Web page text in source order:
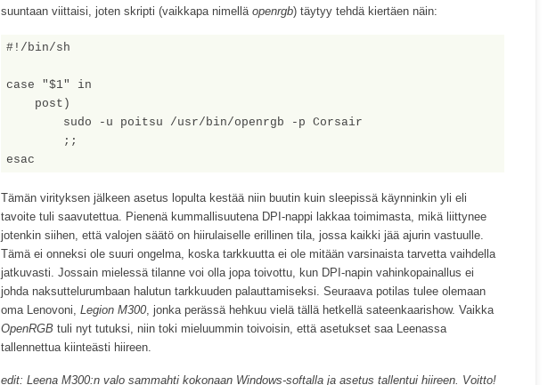
suuntaan viittaisi, joten skripti (vaikkapa nimellä openrgb) täytyy tehdä kiertäen näin:
#!/bin/sh
case "$1" in
esac
Tämän virityksen jälkeen asetus lopulta kestää niin buutin kuin sleepissä käynninkin yli eli
tavoite tuli saavutettua. Pienenä kummallisuutena DPI-nappi lakkaa toimimasta, mikä liittynee
jotenkin siihen, että valojen säätö on hiirulaiselle erillinen tila, jossa kaikki jää ajurin vastuulle.
Tämä ei onneksi ole suuri ongelma, koska tarkkuutta ei ole mitään varsinaista tarvetta vaihdella
jatkuvasti. Jossain mielessä tilanne voi olla jopa toivottu, kun DPI-napin vahinkopainallus ei
johda naksuttelurumbaan halutun tarkkuuden palauttamiseksi. Seuraava potilas tulee olemaan
oma Lenovoni, Legion M300 , jonka perässä hehkuu vielä tällä hetkellä sateenkaarishow. Vaikka
OpenRGB tuli nyt tutuksi, niin toki mieluummin toivoisin, että asetukset saa Leenassa
tallennettua kiinteästi hiireen.
edit: Leena M300:n valo sammahti kokonaan Windows-softalla ja asetus tallentui hiireen. Voitto!